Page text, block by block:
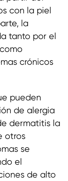
con la piel
la
tanto por el
crónicos
pueden
de alergia
dermatitis la
otros
se
el
de alto